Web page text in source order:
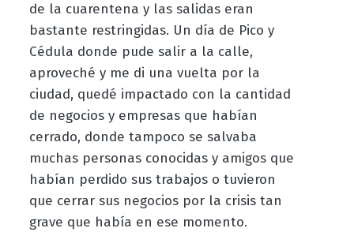
de la cuarentena y las salidas eran
bastante restringidas. Un día de Pico y
Cédula donde pude salir a la calle,
aproveché y me di una vuelta por la
ciudad, quedé impactado con la cantidad
de negocios y empresas que habían
cerrado, donde tampoco se salvaba
muchas personas conocidas y amigos que
habían perdido sus trabajos o tuvieron
que cerrar sus negocios por la crisis tan
grave que había en ese momento.